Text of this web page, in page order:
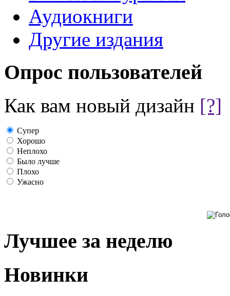
Аудиокниги
Другие издания
Опрос пользователей
Как вам новый дизайн [?]
Супер
Хорошо
Неплохо
Было лучше
Плохо
Ужасно
Лучшее за неделю
Новинки